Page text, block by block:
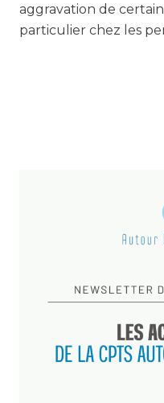
aggravation de
particulier chez les